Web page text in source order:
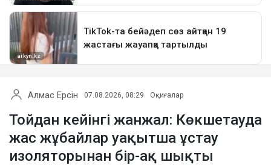
Алмас Ерсін 07.08.2026, 08:29 Оқиғалар
Тойдан кейінгі жанжал: Көкшетауда
жас жұбайлар уақытша ұстау
изоляторынан бір-ақ шықты